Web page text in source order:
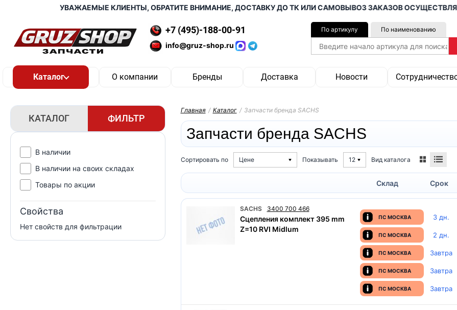
УВАЖАЕМЫЕ КЛИЕНТЫ, ОБРАТИТЕ ВНИМАНИЕ, ДОСТАВКУ ДО ТК ИЛИ САМОВЫВОЗ ЗАКАЗОВ ОСУЩЕСТВЛЯЕМ
+7 (495)-188-00-91
info@gruz-shop.ru
По артикулу По наименованию
О компании Бренды Доставка Новости
КАТАЛОГ ФИЛЬТР
В наличии
В наличии на своих складах
Товары по акции
Свойства
Нет свойств для фильтрации
Главная / Каталог / Запчасти бренда SACHS
Запчасти бренда SACHS
Сортировать по Цене Показывать 12 Вид каталога
Склад Срок
SACHS 3400 700 466
Сцепления комплект 395 mm
Z=10 RVI Midlum
ПС МОСКВА 3 дн.
ПС МОСКВА 2 дн.
ПС МОСКВА Завтра
ПС МОСКВА Завтра
ПС МОСКВА Завтра